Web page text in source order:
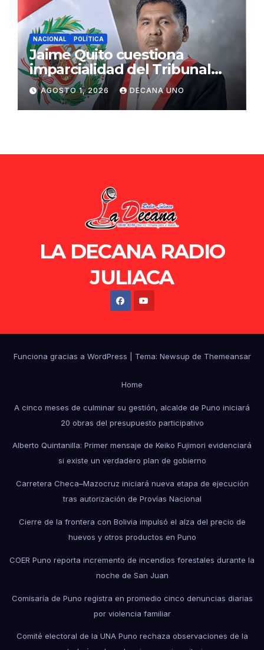
NACIONAL POLÍTICA
Jaime Quito cuestiona
imparcialidad del Tribunal
Constitucional tras liberación
de Ollanta Humala
AGOSTO 1, 2026 DECANA UNO
LA DECANA RADIO
JULIACA
Funciona gracias a WordPress Tema: Newsup de Themeansar
Home
A cinco meses de culminar su gestión, alcalde de Puno iniciará
20 obras del presupuesto participativo
Alberto Quintanilla: Primer mensaje de Keiko Fujimori evidenciará
si existe un verdadero plan de gobierno
Carretera Checa–Mazocruz iniciará nueva etapa de ejecución
tras autorización de Provías Nacional
Cierre de la frontera con Bolivia impulsó el alza del precio de
huevos y otros productos en Puno
COER Puno reporta incremento de incendios forestales durante la
noche de San Juan
Comisaría de Puno registra en promedio cinco denuncias diarias
por violencia familiar
Comité electoral de la UNA Puno rechaza observaciones de la